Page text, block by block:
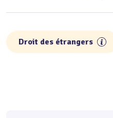
Droit des étrangers